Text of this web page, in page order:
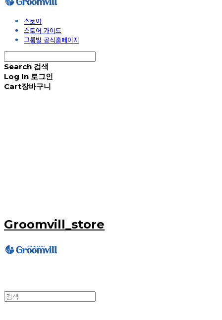
스토어
스토어 가이드
그룸빌 공식홈페이지
Search 검색
Log In 로그인
Cart장바구니
Groomvill_store